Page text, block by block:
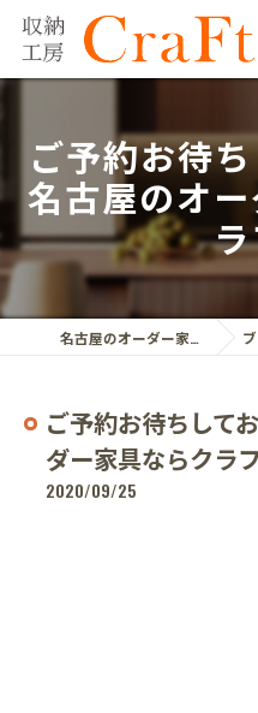
ご予約お待
名古屋のオ
名古屋のオーダー家具ならクラフト株式会社 ブログ
ご予約お待ちして
ダー家具ならクラ
2020/09/25